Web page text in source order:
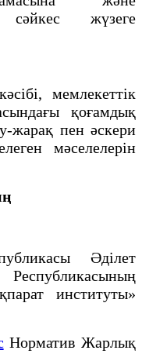
сәйкес жүзеге
мемлекеттік
қоғамдық
жарақ пен әскери
мәселелерін
Әділет
Республикасының
институты»
Норматив Жарлық